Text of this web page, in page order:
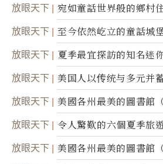
放眼天下 宛如童話世界般的鄉村
放眼天下 至今依然屹立的童話城
放眼天下 夏季最宜探訪的知名迷
放眼天下
美国人以传统与多元并
50周年
放眼天下 美國各州最美的圖書館（
放眼天下 令人驚歎的六個夏季旅
放眼天下 美國各州最美的圖書館（